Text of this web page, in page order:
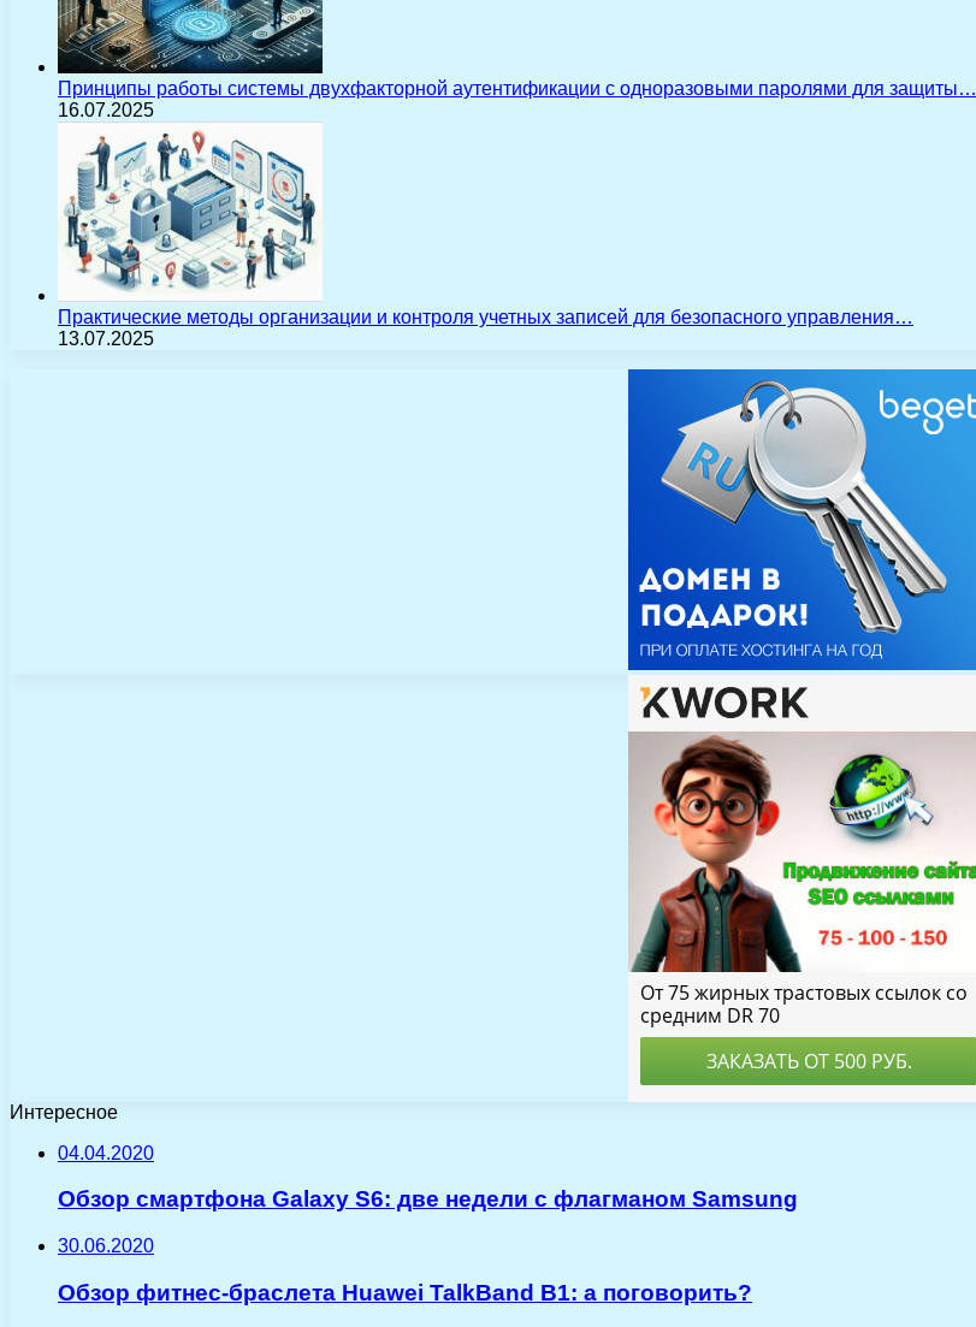
Принципы работы системы двухфакторной аутентификации с одноразовыми паролями для защиты…
16.07.2025
Практические методы организации и контроля учетных записей для безопасного управления…
13.07.2025
Интересное
04.04.2020
Обзор смартфона Galaxy S6: две недели с флагманом Samsung
30.06.2020
Обзор фитнес-браслета Huawei TalkBand B1: а поговорить?